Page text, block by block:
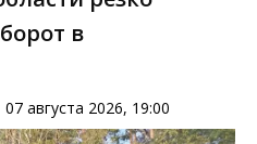
в
07 августа 2026, 19:00